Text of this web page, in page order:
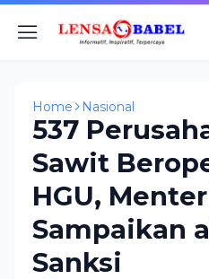
Home Nasional
537
Sawit
HGU,
Sampaikan
Sanksi